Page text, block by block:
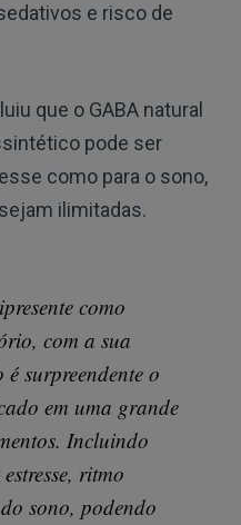
e risco de
que o GABA natural
pode ser
como para o sono,
ilimitadas.
como
com a sua
surpreendente o
em uma grande
Incluindo
ritmo
sono, podendo